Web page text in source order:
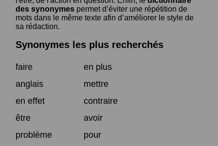
des synonymes permet d’éviter une répétition de
mots dans le même texte afin d’améliorer le style de
sa rédaction.
Synonymes les plus recherchés
faire
en plus
anglais
mettre
en effet
contraire
être
avoir
problème
pour